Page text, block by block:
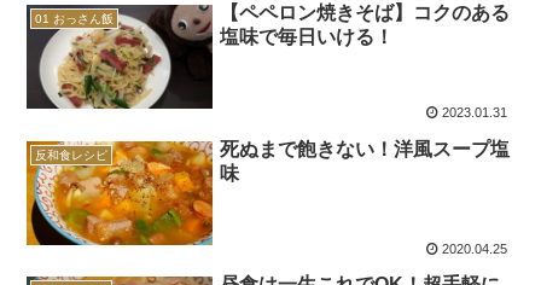
01 おっさん飯
【ペペロン焼きそば】コクのある
塩味で毎日いける！
2023.01.31
反和食レシピ
死ぬまで飽きない！洋風スープ塩
味
2020.04.25